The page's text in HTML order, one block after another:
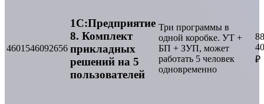
4601546092656
1С:Предприятие
8. Комплект
прикладных
решений на 5
пользователей
Три программы в
одной коробке. УТ +
БП + ЗУП, может
работать 5 человек
одновременно
88
₽